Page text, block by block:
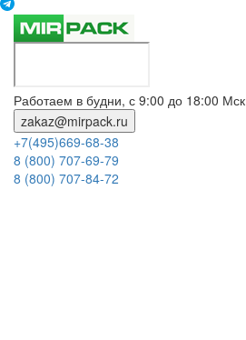
Работаем в будни, с 9:00 до 18:00 Мск
zakaz@mirpack.ru
+7(495)669-68-38
8 (800) 707-69-79
8 (800) 707-84-72